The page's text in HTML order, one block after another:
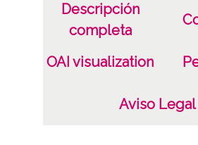
Plata;
19500101
1950, enero, 1 a 1960,
Descripción
completa
OAI visualization
Aviso Legal